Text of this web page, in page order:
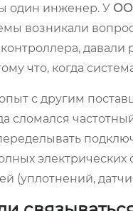
один инженер. У
возникали
что, когда
с другим
сломался
электрических
(уплотнений,